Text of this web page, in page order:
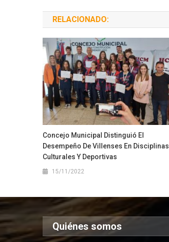
RELACIONADO:
Concejo Municipal Distinguió El
Desempeño De Villenses En Disciplinas
Culturales Y Deportivas
15/11/2022
Quiénes somos